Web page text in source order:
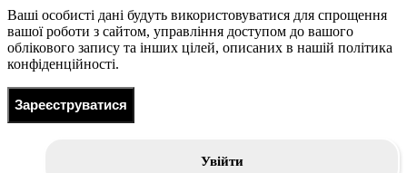
Ваші особисті дані будуть використовуватися для спрощення
вашої роботи з сайтом, управління доступом до вашого
облікового запису та інших цілей, описаних в нашій політика
конфіденційності.
Зареєструватися
Увійти